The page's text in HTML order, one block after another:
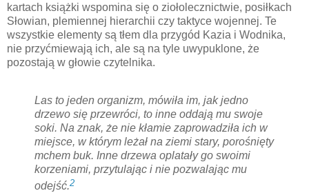
kartach książki wspomina się o ziołolecznictwie, posiłkach
Słowian, plemiennej hierarchii czy taktyce wojennej. Te
wszystkie elementy są tłem dla przygód Kazia i Wodnika,
nie przyćmiewają ich, ale są na tyle uwypuklone, że
pozostają w głowie czytelnika.
Las to jeden organizm, mówiła im, jak jedno
drzewo się przewróci, to inne oddają mu swoje
soki. Na znak, że nie kłamie zaprowadziła ich w
miejsce, w którym leżał na ziemi stary, porośnięty
mchem buk. Inne drzewa oplatały go swoimi
korzeniami, przytulając i nie pozwalając mu
odejść.2